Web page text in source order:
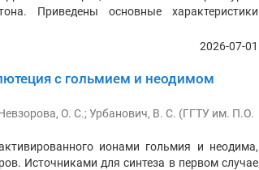
Приведены основные характеристики
2026-07-01
с гольмием и неодимом
О. С.;Урбанович, В. С. (ГГТУ им. П.О.
ионами гольмия и неодима,
Источниками для синтеза в первом случае